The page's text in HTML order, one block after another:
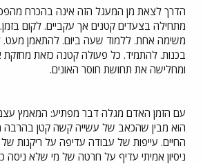
הדרך לצאת מן המעגל הזה אינה בהכרח
מתחילה בצעדים קטנים אך עקביים. לקום
משימה אחת. ללמוד שעה ביום. להתאמן
בכנות. להתמיד. כל פעולה קטנה כזאת
ומחלישה את תחושת חוסר האונים.
עם הזמן האדם מגלה דבר מפתיע: המאמץ
הוא מבין שהכאב של עשייה קשה קטן
החיים. עייפות של עבודה עדיפה על ריקנות
ניסיון אמיתי עדיף על חרטה של מי שלא ניסה